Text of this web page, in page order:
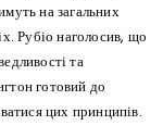
на загальних
Рубіо наголосив, що
та
готовий до
цих принципів.